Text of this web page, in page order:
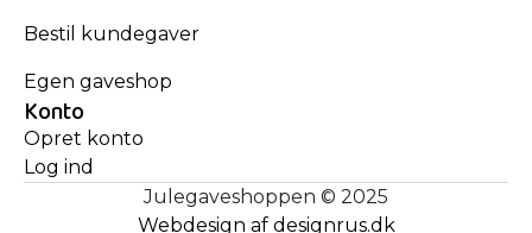
Bestil kundegaver
Egen gaveshop
Konto
Opret konto
Log ind
Julegaveshoppen © 2025
Webdesign af designrus.dk